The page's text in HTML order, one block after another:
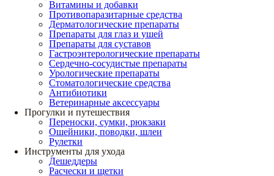
Витамины и добавки
Противопаразитарные средства
Дерматологические препараты
Препараты для глаз и ушей
Препараты для суставов
Гастроэнтерологические препараты
Сердечно-сосудистые препараты
Урологические препараты
Стоматологические средства
Антибиотики
Ветеринарные аксессуары
Прогулки и путешествия
Переноски, сумки, рюкзаки
Ошейники, поводки, шлеи
Рулетки
Инструменты для ухода
Дешеддеры
Расчески и щетки